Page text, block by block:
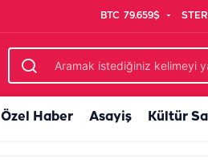
BTC 79.659$
Özel Haber Asayiş Kültür